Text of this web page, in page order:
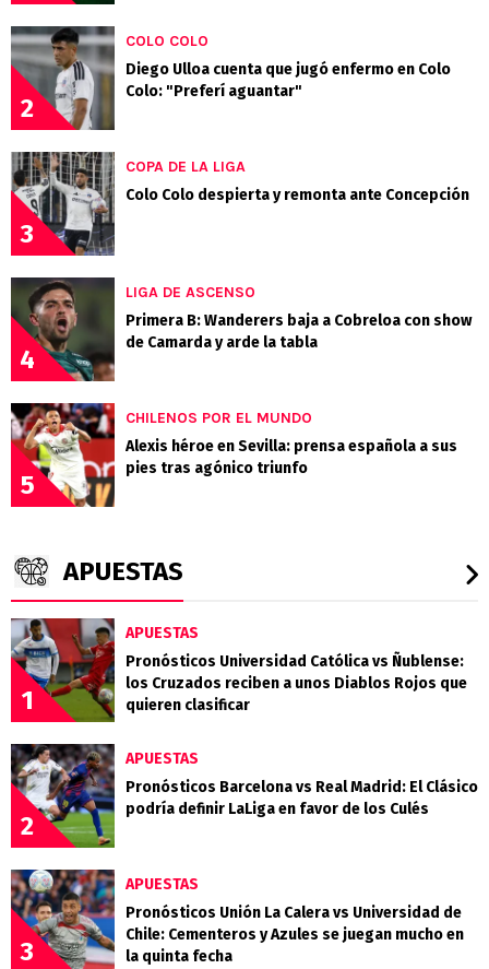
2
COLO COLO
Diego Ulloa cuenta que jugó enfermo en Colo
Colo: "Preferí aguantar"
3
COPA DE LA LIGA
Colo Colo despierta y remonta ante Concepción
4
LIGA DE ASCENSO
Primera B: Wanderers baja a Cobreloa con show
de Camarda y arde la tabla
5
CHILENOS POR EL MUNDO
Alexis héroe en Sevilla: prensa española a sus
pies tras agónico triunfo
APUESTAS
1
APUESTAS
Pronósticos Universidad Católica vs Ñublense:
los Cruzados reciben a unos Diablos Rojos que
quieren clasificar
2
APUESTAS
Pronósticos Barcelona vs Real Madrid: El Clásico
podría definir LaLiga en favor de los Culés
3
APUESTAS
Pronósticos Unión La Calera vs Universidad de
Chile: Cementeros y Azules se juegan mucho en
la quinta fecha